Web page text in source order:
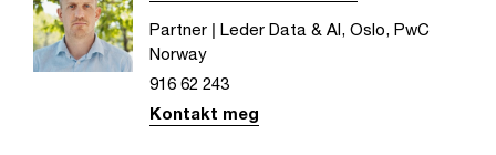
Partner | Leder Data & AI, Oslo, PwC
Norway
916 62 243
Kontakt meg